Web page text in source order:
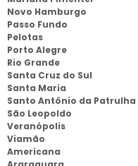
Novo Hamburgo
Passo Fundo
Pelotas
Porto Alegre
Rio Grande
Santa Cruz do Sul
Santa Maria
Santo Antônio da Patrulha
São Leopoldo
Veranópolis
Viamão
Americana